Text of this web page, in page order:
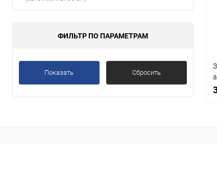
ФИЛЬТР ПО ПАРАМЕТРАМ
Показать Сбросить